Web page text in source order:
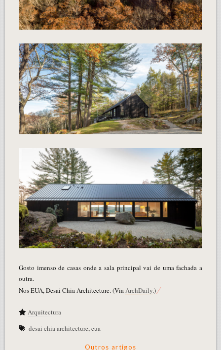
Gosto imenso de casas onde a sala principal vai de uma fachada a
outra.
Nos EUA, Desai Chia Architecture. (ViaArchDaily.)
Arquitectura
desai chia architecture,eua
Outros artigos